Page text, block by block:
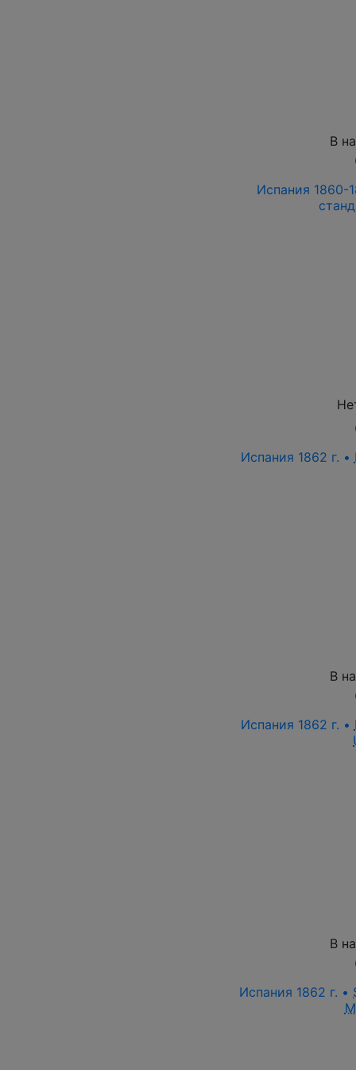
В
Испания 1860-
Испания 1862 г. •
В
Испания 1862 г. •
В
Испания 1862 г. •